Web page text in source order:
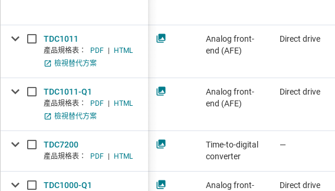
TDC1011
產品規格表： PDF
HTML
檢視替代方案
TDC1011-Q1
產品規格表： PDF
HTML
檢視替代方案
TDC7200
產品規格表： PDF HTML
TDC1000-Q1
Analog front-
end (AFE)
Direct drive
Analog front-
end (AFE)
Direct drive
Time-to-digital
converter
—
Analog front-
Direct drive